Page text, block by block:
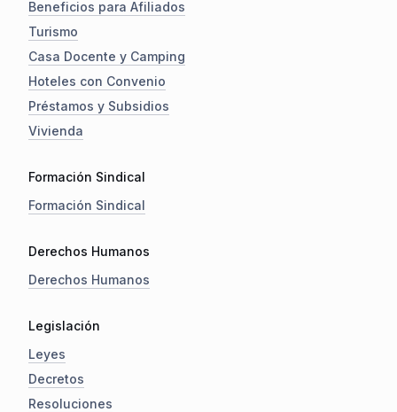
Beneficios para Afiliados
Turismo
Casa Docente y Camping
Hoteles con Convenio
Préstamos y Subsidios
Vivienda
Formación Sindical
Formación Sindical
Derechos Humanos
Derechos Humanos
Legislación
Leyes
Decretos
Resoluciones